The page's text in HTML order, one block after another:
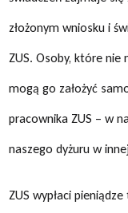
złożonym wniosku i
ZUS. Osoby, które nie
mogą go założyć
pracownika ZUS – w
naszego dyżuru w
ZUS wypłaci